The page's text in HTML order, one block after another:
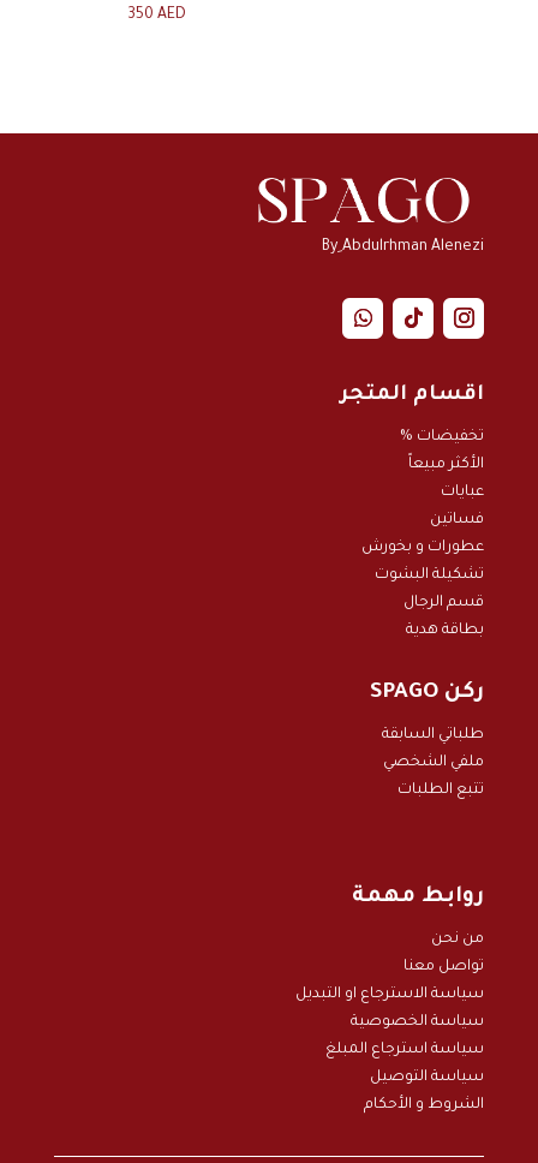
350AED
By ِAbdulrhman Alenezi
اقسام المتجر
تخفيضات %
الأكثر مبيعاً
عبايات
فساتين
عطورات و بخورش
تشكيلة البشوت
قسم الرجال
بطاقة هدية
ركن SPAGO
طلباتي السابقة
ملفي الشخصي
تتبع الطلبات
روابط مهمة
من نحن
تواصل معنا
سياسة الاسترجاع او التبديل
سياسة الخصوصية
سياسة استرجاع المبلغ
سياسة التوصيل
الشروط و الأحكام